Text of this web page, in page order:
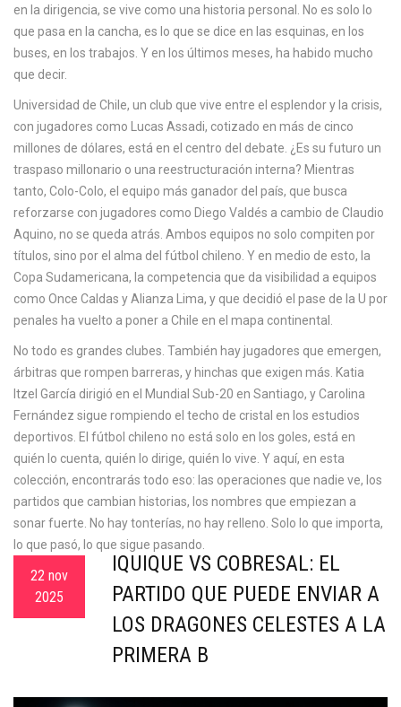
a
c
en la dirigencia, se vive como una historia personal. No es solo lo
que pasa en la cancha, es lo que se dice en las esquinas, en los
buses, en los trabajos. Y en los últimos meses, ha habido mucho
que decir.
Universidad de Chile, un club que vive entre el esplendor y la crisis,
con jugadores como Lucas Assadi, cotizado en más de cinco
millones de dólares, está en el centro del debate. ¿Es su futuro un
traspaso millonario o una reestructuración interna? Mientras
tanto, Colo-Colo, el equipo más ganador del país, que busca
reforzarse con jugadores como Diego Valdés a cambio de Claudio
Aquino, no se queda atrás. Ambos equipos no solo compiten por
títulos, sino por el alma del fútbol chileno. Y en medio de esto, la
Copa Sudamericana, la competencia que da visibilidad a equipos
como Once Caldas y Alianza Lima, y que decidió el pase de la U por
penales ha vuelto a poner a Chile en el mapa continental.
No todo es grandes clubes. También hay jugadores que emergen,
árbitras que rompen barreras, y hinchas que exigen más. Katia
Itzel García dirigió en el Mundial Sub-20 en Santiago, y Carolina
Fernández sigue rompiendo el techo de cristal en los estudios
deportivos. El fútbol chileno no está solo en los goles, está en
quién lo cuenta, quién lo dirige, quién lo vive. Y aquí, en esta
colección, encontrarás todo eso: las operaciones que nadie ve, los
partidos que cambian historias, los nombres que empiezan a
sonar fuerte. No hay tonterías, no hay relleno. Solo lo que importa,
lo que pasó, lo que sigue pasando.
22 nov
2025
IQUIQUE VS COBRESAL: EL
PARTIDO QUE PUEDE ENVIAR A
LOS DRAGONES CELESTES A LA
PRIMERA B